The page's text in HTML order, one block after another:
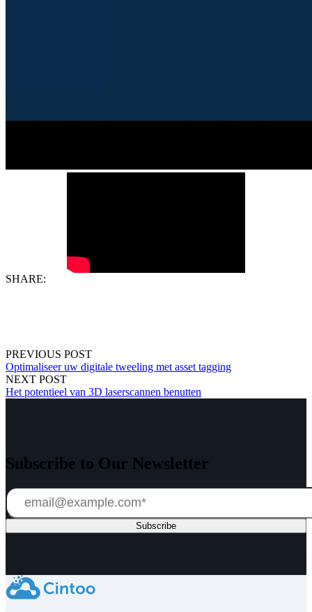
SHARE:
PREVIOUS POST
Optimaliseer uw digitale tweeling met asset tagging
NEXT POST
Het potentieel van 3D laserscannen benutten
Subscribe to Our Newsletter